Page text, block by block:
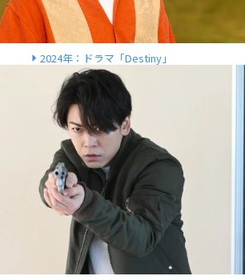
2024年：ドラマ「Destiny」